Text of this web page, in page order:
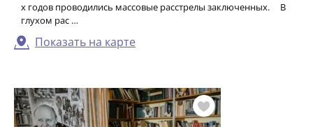
х годов проводились массовые расстрелы заключенных. В
глухом рас …
Показать на карте